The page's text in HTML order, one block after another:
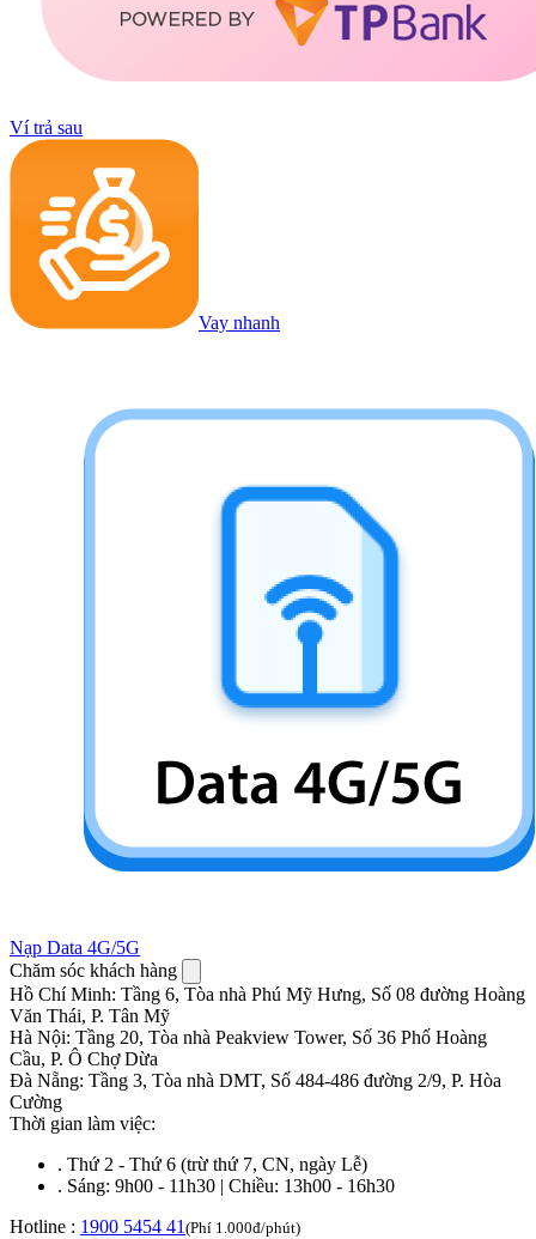
Ví trả sau
Vay nhanh
Nạp Data 4G/5G
Chăm sóc khách hàng
Hồ Chí Minh: Tầng 6, Tòa nhà Phú Mỹ Hưng, Số 08 đường Hoàng
Văn Thái, P. Tân Mỹ
Hà Nội: Tầng 20, Tòa nhà Peakview Tower, Số 36 Phố Hoàng
Cầu, P. Ô Chợ Dừa
Đà Nẵng: Tầng 3, Tòa nhà DMT, Số 484-486 đường 2/9, P. Hòa
Cường
Thời gian làm việc:
. Thứ 2 - Thứ 6 (trừ thứ 7, CN, ngày Lễ)
. Sáng: 9h00 - 11h30 | Chiều: 13h00 - 16h30
Hotline : 1900 5454 41 (Phí 1.000đ/phút)